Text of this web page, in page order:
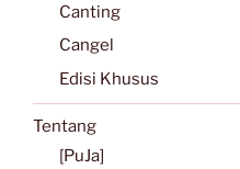
Canting
Cangel
Edisi Khusus
Tentang
[PuJa]